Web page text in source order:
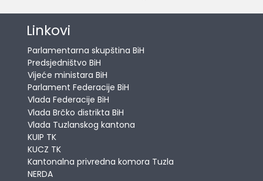
Linkovi
Parlamentarna skupština BiH
Predsjedništvo BiH
Vijeće ministara BiH
Parlament Federacije BiH
Vlada Federacije BiH
Vlada Brčko distrikta BiH
Vlada Tuzlanskog kantona
KUIP TK
KUCZ TK
Kantonalna privredna komora Tuzla
NERDA